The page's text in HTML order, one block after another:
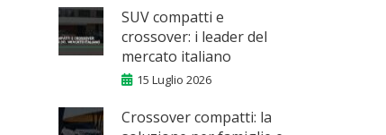
SUV compatti e
crossover: i leader del
mercato italiano
15 Luglio 2026
Crossover compatti: la